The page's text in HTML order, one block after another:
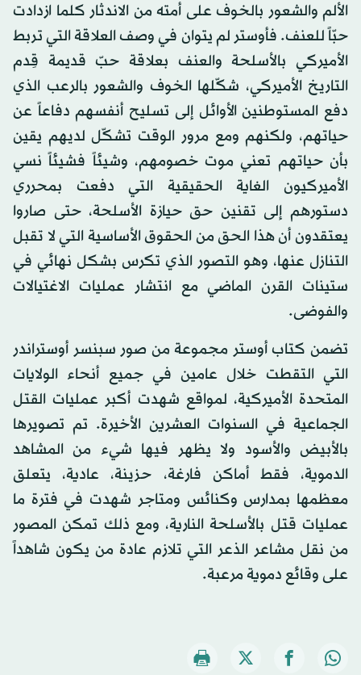
الألم والشعور بالخوف على أمته من الاندثار كلما ازدادت
حبّاً للعنف. فأوستر لم يتوان في وصف العلاقة التي تربط
الأميركي بالأسلحة والعنف بعلاقة حبّ قديمة قِدم
التاريخ الأميركي، شكّلها الخوف والشعور بالرعب الذي
دفع المستوطنين الأوائل إلى تسليح أنفسهم دفاعاً عن
حياتهم، ولكنهم ومع مرور الوقت تشكّل لديهم يقين
بأن حياتهم تعني موت خصومهم، وشيئاً فشيئاً نسي
الأميركيون الغاية الحقيقية التي دفعت بمحرري
دستورهم إلى تقنين حق حيازة الأسلحة، حتى صاروا
يعتقدون أن هذا الحق من الحقوق الأساسية التي لا تقبل
التنازل عنها، وهو التصور الذي تكرس بشكل نهائي في
ستينات القرن الماضي مع انتشار عمليات الاغتيالات
والفوضى.
تضمن كتاب أوستر مجموعة من صور سبنسر أوستراندر
التي التقطت خلال عامين في جميع أنحاء الولايات
المتحدة الأميركية، لمواقع شهدت أكبر عمليات القتل
الجماعية في السنوات العشرين الأخيرة. تم تصويرها
بالأبيض والأسود ولا يظهر فيها شيء من المشاهد
الدموية، فقط أماكن فارغة، حزينة، عادية، يتعلق
معظمها بمدارس وكنائس ومتاجر شهدت في فترة ما
عمليات قتل بالأسلحة النارية، ومع ذلك تمكن المصور
من نقل مشاعر الذعر التي تلازم عادة من يكون شاهداً
على وقائع دموية مرعبة.